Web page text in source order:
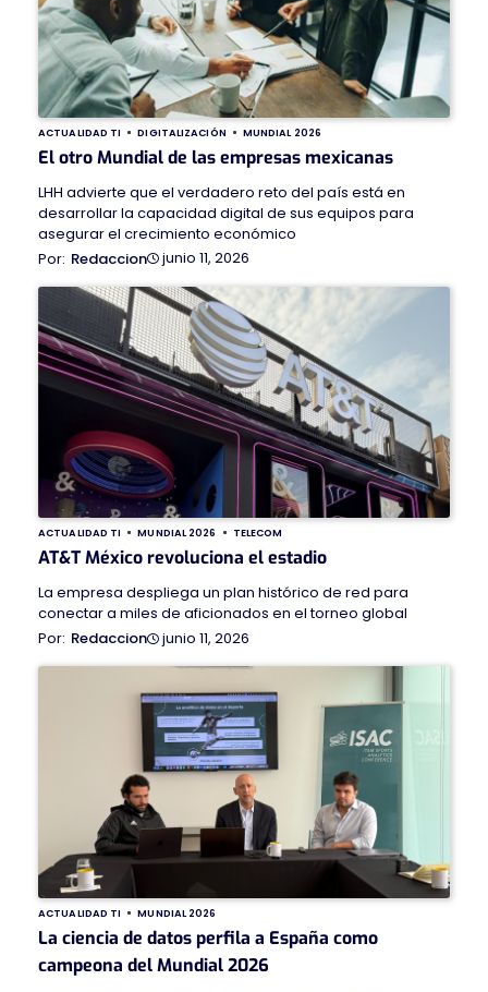
ACTUALIDAD TI DIGITALIZACIÓN MUNDIAL 2026
El otro Mundial de las empresas mexicanas
LHH advierte que el verdadero reto del país está en
desarrollar la capacidad digital de sus equipos para
asegurar el crecimiento económico
Redaccion
junio 11, 2026
ACTUALIDAD TI MUNDIAL 2026 TELECOM
AT&T México revoluciona el estadio
La empresa despliega un plan histórico de red para
conectar a miles de aficionados en el torneo global
Redaccion
junio 11, 2026
ACTUALIDAD TI MUNDIAL 2026
La ciencia de datos perfila a España como
campeona del Mundial 2026